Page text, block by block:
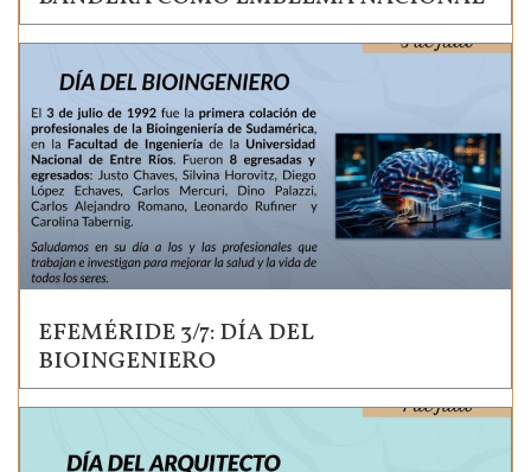
EFEMÉRIDE 3/7: DÍA DEL
BIOINGENIERO